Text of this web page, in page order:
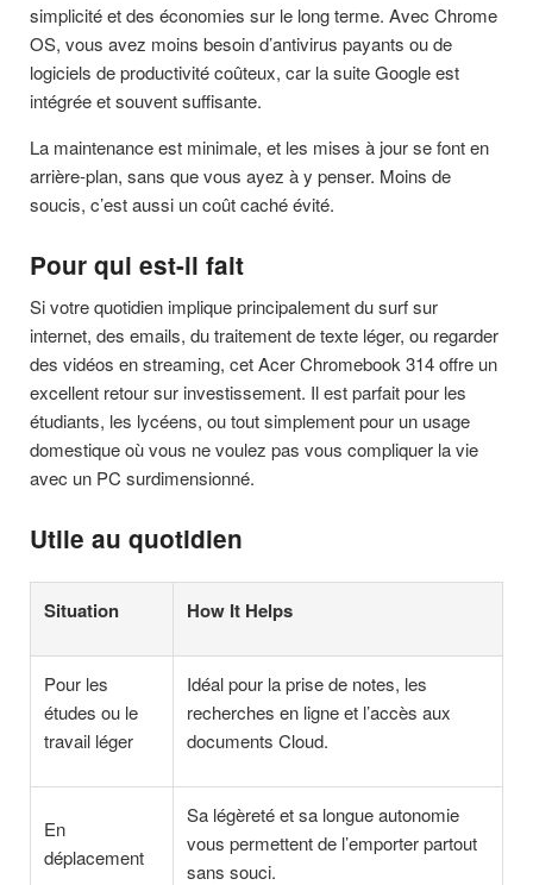
simplicité et des économies sur le long terme. Avec Chrome
OS, vous avez moins besoin d’antivirus payants ou de
logiciels de productivité coûteux, car la suite Google est
intégrée et souvent suffisante.
La maintenance est minimale, et les mises à jour se font en
arrière-plan, sans que vous ayez à y penser. Moins de
soucis, c’est aussi un coût caché évité.
Pour qui est-il fait
Si votre quotidien implique principalement du surf sur
internet, des emails, du traitement de texte léger, ou regarder
des vidéos en streaming, cet Acer Chromebook 314 offre un
excellent retour sur investissement. Il est parfait pour les
étudiants, les lycéens, ou tout simplement pour un usage
domestique où vous ne voulez pas vous compliquer la vie
avec un PC surdimensionné.
Utile au quotidien
Situation How It Helps
Pour les
études ou le
travail léger
Idéal pour la prise de notes, les
recherches en ligne et l’accès aux
documents Cloud.
En
déplacement
Sa légèreté et sa longue autonomie
vous permettent de l’emporter partout
sans souci.